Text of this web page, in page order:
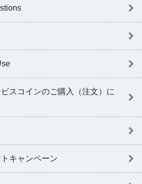
スコインのご購入（注文）に
キャンペーン